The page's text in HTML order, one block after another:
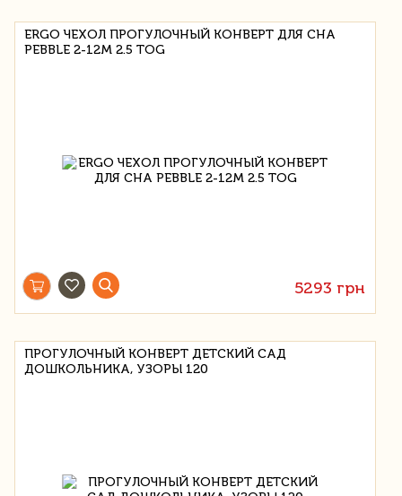
ERGO ЧЕХОЛ ПРОГУЛОЧНЫЙ КОНВЕРТ ДЛЯ СНА
PEBBLE 2-12M 2.5 TOG
5293 грн
ПРОГУЛОЧНЫЙ КОНВЕРТ ДЕТСКИЙ САД
ДОШКОЛЬНИКА, УЗОРЫ 120